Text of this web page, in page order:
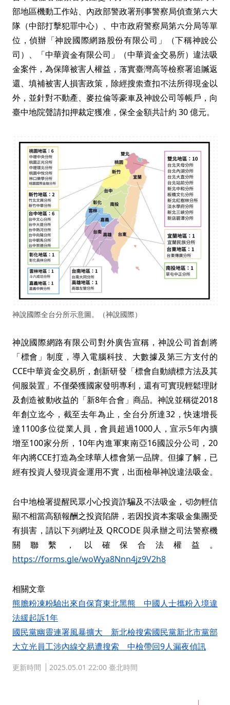
部地區機動工作站、內政部警政署刑事警察局偵查第六大
隊（中部打擊犯罪中心）、中市政府警察局第六分局等單
位，偵辦「神說國際網路股份有限公司」（下稱神說公
司）、「中華資金有限公司」（中華資金交易所）違法吸
金案件，為保障被害人權益，落實臺灣高等檢察署追贓返
還、填補被害人損害政策，除經搜索查扣不法所得現金以
外，並針對不動產、麥拉倫等豪車及神說公司等帳戶，向
臺中地院聲請扣押裁定獲准，保全金額共計約 30 億元。
神說國際全台分所示意圖。（神說國際）
神說國際網路有限公司對外廣告宣稱，神說公司首創將
「標會」制度，導入電腦科技、大數據及第三方支付的
CCE中華資金交易所，創新研發「標會自動續標方法及其
伺服裝置」不僅榮獲國家發明專利，還有可實現輕鬆理財
及創造被動收益的「新8年合會」商品。神說並稱從2018
年創立迄今，截至去年為止，全台分所達32，快速增長
達1100多位從業人員，會員超過1000人，宣示5年內擴
增至100家分所，10年內進軍東南亞16國設分公司，20
年內將CCE打造為全球華人標會第一品牌。但據了解，已
經有投資人發現資金運用不實，出面檢舉神說違法吸金。
台中地檢署提醒民眾小心投資詐騙及不法吸金，切勿輕信
顯不相當高額報酬之投資陷阱，若因投資本案吸金集團受
有損害，請以下列網址及 QRCODE 與承辦之司法警察機
關聯繫，以確保合法權益。
https://forms.gle/woWya8Nnn4jz9V2h8
相關文章
熊膽粉凍粉驗出來自保育東北黑熊 中國人士攜粉入境違
法緩起訴1年
國民黨幽靈連署風暴擴大 新北檢搜索國民黨新北市黨部
大立光員工涉內線交易遭搜索 中檢帶回9人漏夜偵訊
更新時間 2025.05.01 22:00 臺北時間